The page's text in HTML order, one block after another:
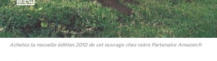
Achetez la nouvelle édition 2010 de cet ouvrage chez notre Partenaire Amazon.fr